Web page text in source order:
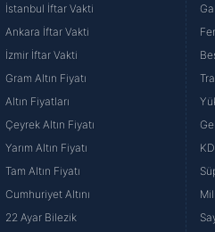
İstanbul İftar Vakti
Ankara İftar Vakti
İzmir İftar Vakti
Gram Altın Fiyatı
Altın Fiyatları
Çeyrek Altın Fiyatı
Yarım Altın Fiyatı
Tam Altın Fiyatı
Cumhuriyet Altını
22 Ayar Bilezik